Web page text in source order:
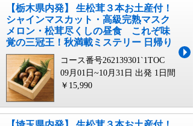
【栃木県内発】 生松茸３本お土産付！
シャインマスカット・高級完熟マスク
メロン・松茸尽くしの昼食 これぞ味
覚の三冠王！秋満載ミステリー 日帰り
コース番号262139301`1TOC
09月01日~10月31日 出発 1日間
￥15,990